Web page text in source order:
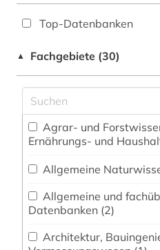
Top-Datenbanken
▲ Fachgebiete (30)
Datenbanken (2)